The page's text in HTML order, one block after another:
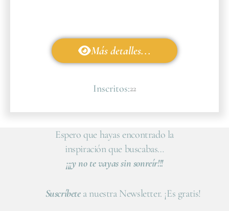
Más detalles...
Inscritos:22
Espero que hayas encontrado la
inspiración que buscabas…
¡¡¡y no te vayas sin sonreír!!!
Suscríbetea nuestra Newsletter. ¡Es gratis!